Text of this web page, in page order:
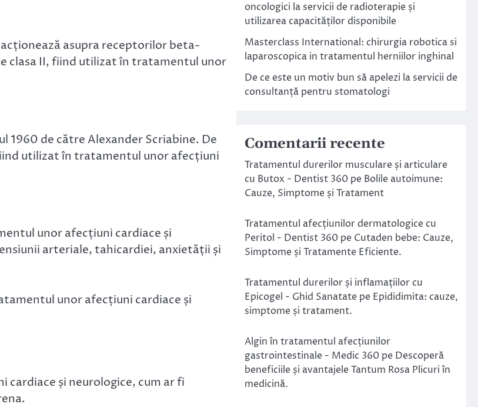
asupra receptorilor beta-
clasa II, fiind utilizat în tratamentul unor
de către Alexander Scriabine. De
utilizat în tratamentul unor afecțiuni
unor afecțiuni cardiace și
arteriale, tahicardiei, anxietății și
unor afecțiuni cardiace și
și neurologice, cum ar fi
oncologici la servicii de radioterapie și
utilizarea capacităților disponibile
Masterclass International: chirurgia robotica si
laparoscopica in tratamentul herniilor inghinal
De ce este un motiv bun să apelezi la servicii de
consultanță pentru stomatologi
Comentarii recente
Tratamentul durerilor musculare și articulare
cu Butox - Dentist 360pe Bolile autoimune:
Cauze, Simptome și Tratament
Tratamentul afecțiunilor dermatologice cu
Peritol - Dentist 360pe Cutaden bebe: Cauze,
Simptome și Tratamente Eficiente.
Tratamentul durerilor și inflamațiilor cu
Epicogel - Ghid Sanatatepe Epididimita: cauze,
simptome și tratament.
Algin în tratamentul afecțiunilor
gastrointestinale - Medic 360pe Descoperă
beneficiile și avantajele Tantum Rosa Plicuri în
medicină.